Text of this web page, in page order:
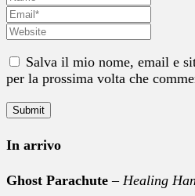
Salva il mio nome, email e
per la prossima volta che
In arrivo
Ghost Parachute– Healing